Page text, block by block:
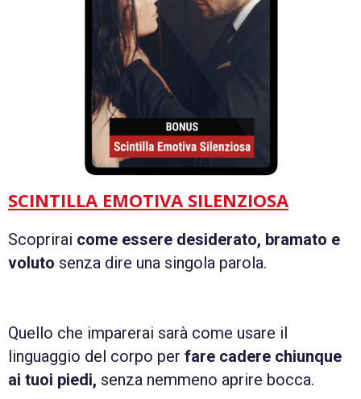
SCINTILLA EMOTIVA SILENZIOSA
Scoprirai come essere desiderato, bramato e
voluto senza dire una singola parola.
Quello che imparerai sarà come usare il
linguaggio del corpo per fare cadere chiunque
ai tuoi piedi, senza nemmeno aprire bocca.